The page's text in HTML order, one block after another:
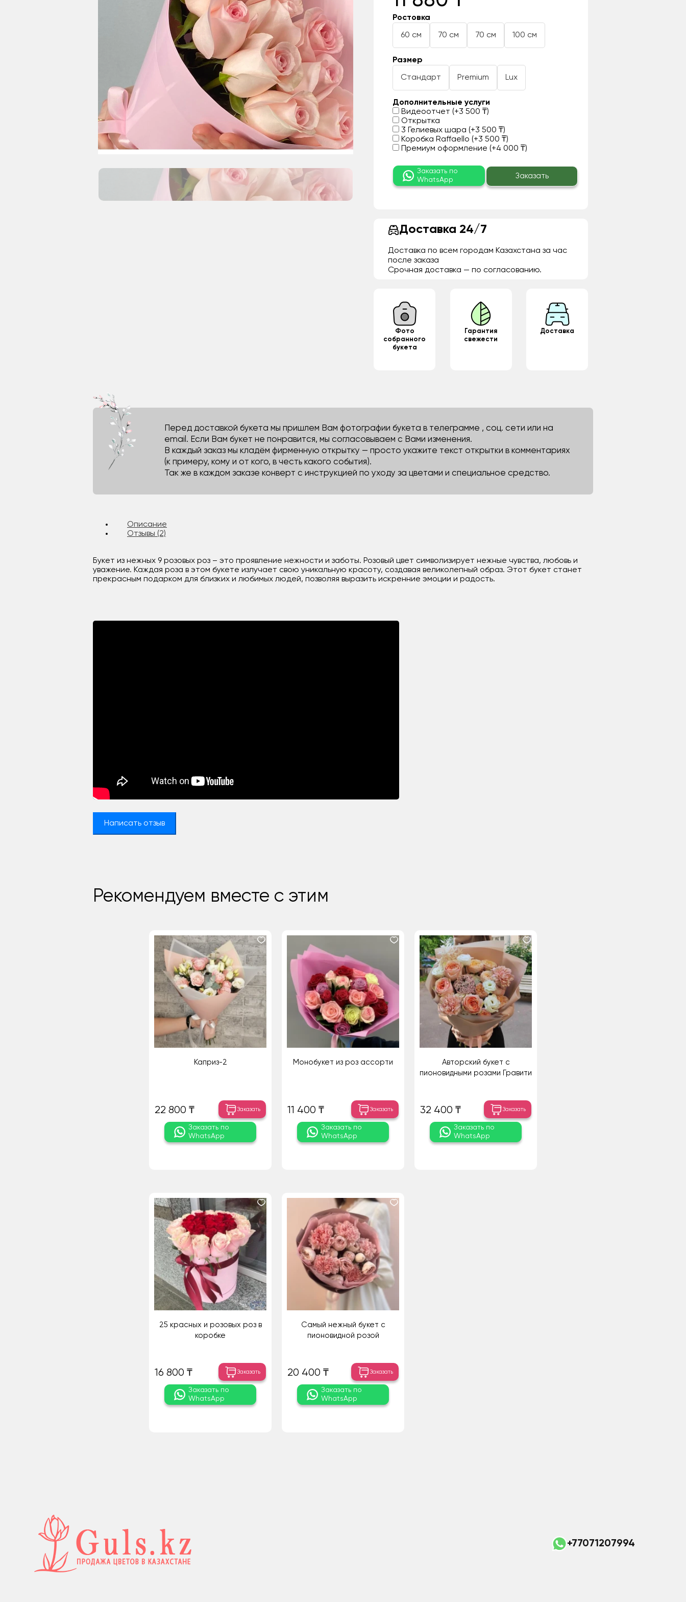
Ростовка
60 см 70 см 70 см 100 см
Размер
Стандарт Premium Lux
Дополнительные услуги
Видеоотчет (+3 500 ₸)
Открытка
3 Гелиевых шара (+3 500 ₸)
Коробка Raffaello (+3 500 ₸)
Премиум оформление (+4 000 ₸)
Заказать по
WhatsApp
Заказать
Доставка 24/7
Доставка по всем городам Казахстана за час
после заказа
Срочная доставка — по согласованию.
Фото
собранного
букета
Гарантия
свежести
Доставка
Перед доставкой букета мы пришлем Вам фотографии букета в телеграмме , соц. сети или на
email. Если Вам букет не понравится, мы согласовываем с Вами изменения.
В каждый заказ мы кладём фирменную открытку — просто укажите текст открытки в комментариях
(к примеру, кому и от кого, в честь какого события).
Так же в каждом заказе конверт с инструкцией по уходу за цветами и специальное средство.
Описание
Отзывы (2)
Букет из нежных 9 розовых роз – это проявление нежности и заботы. Розовый цвет символизирует нежные чувства, любовь и
уважение. Каждая роза в этом букете излучает свою уникальную красоту, создавая великолепный образ. Этот букет станет
прекрасным подарком для близких и любимых людей, позволяя выразить искренние эмоции и радость.
Написать отзыв
Рекомендуем вместе с этим
Каприз-2
22 800 ₸ Заказать
Заказать по
WhatsApp
Монобукет из роз ассорти
11 400 ₸ Заказать
Заказать по
WhatsApp
Авторский букет с
пионовидными розами Гравити
32 400 ₸ Заказать
Заказать по
WhatsApp
25 красных и розовых роз в
коробке
16 800 ₸ Заказать
Заказать по
WhatsApp
Самый нежный букет с
пионовидной розой
20 400 ₸ Заказать
Заказать по
WhatsApp
+77071207994